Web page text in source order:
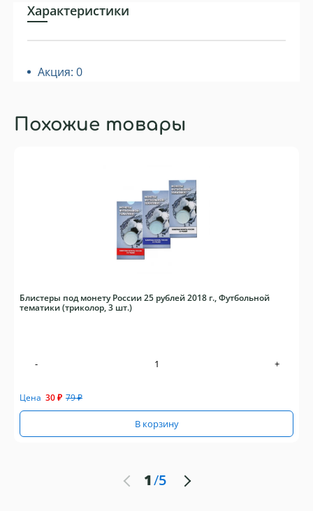
Характеристики
Акция: 0
Похожие товары
Блистеры под монету России 25 рублей 2018 г., Футбольной
тематики (триколор, 3 шт.)
- +
Цена 30₽ 79₽
В корзину
1/5